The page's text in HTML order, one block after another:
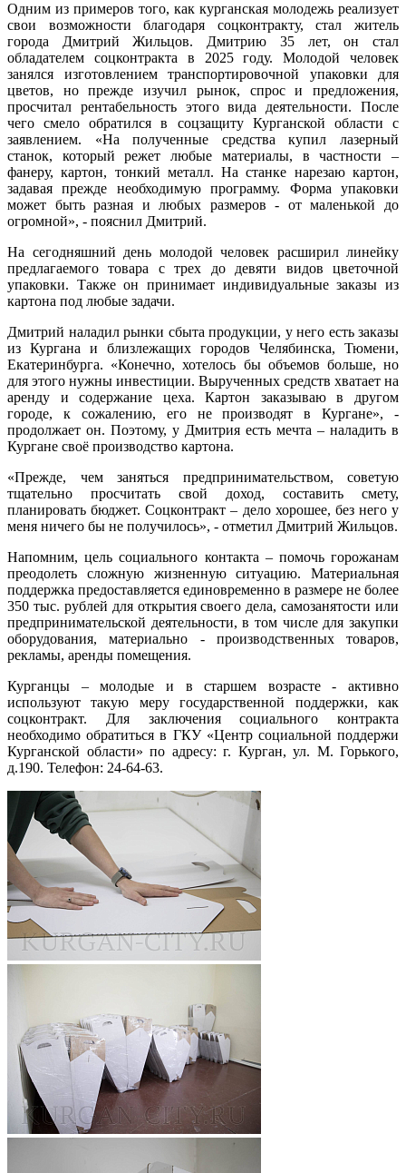
Одним из примеров того, как курганская молодежь реализует
свои возможности благодаря соцконтракту, стал житель
города Дмитрий Жильцов. Дмитрию 35 лет, он стал
обладателем соцконтракта в 2025 году. Молодой человек
занялся изготовлением транспортировочной упаковки для
цветов, но прежде изучил рынок, спрос и предложения,
просчитал рентабельность этого вида деятельности. После
чего смело обратился в соцзащиту Курганской области с
заявлением. «На полученные средства купил лазерный
станок, который режет любые материалы, в частности –
фанеру, картон, тонкий металл. На станке нарезаю картон,
задавая прежде необходимую программу. Форма упаковки
может быть разная и любых размеров - от маленькой до
огромной», - пояснил Дмитрий.
На сегодняшний день молодой человек расширил линейку
предлагаемого товара с трех до девяти видов цветочной
упаковки. Также он принимает индивидуальные заказы из
картона под любые задачи.
Дмитрий наладил рынки сбыта продукции, у него есть заказы
из Кургана и близлежащих городов Челябинска, Тюмени,
Екатеринбурга. «Конечно, хотелось бы объемов больше, но
для этого нужны инвестиции. Вырученных средств хватает на
аренду и содержание цеха. Картон заказываю в другом
городе, к сожалению, его не производят в Кургане», -
продолжает он. Поэтому, у Дмитрия есть мечта – наладить в
Кургане своё производство картона.
«Прежде, чем заняться предпринимательством, советую
тщательно просчитать свой доход, составить смету,
планировать бюджет. Соцконтракт – дело хорошее, без него у
меня ничего бы не получилось», - отметил Дмитрий Жильцов.
Напомним, цель социального контакта – помочь горожанам
преодолеть сложную жизненную ситуацию. Материальная
поддержка предоставляется единовременно в размере не более
350 тыс. рублей для открытия своего дела, самозанятости или
предпринимательской деятельности, в том числе для закупки
оборудования, материально - производственных товаров,
рекламы, аренды помещения.
Курганцы – молодые и в старшем возрасте - активно
используют такую меру государственной поддержки, как
соцконтракт. Для заключения социального контракта
необходимо обратиться в ГКУ «Центр социальной поддержи
Курганской области» по адресу: г. Курган, ул. М. Горького,
д.190. Телефон: 24-64-63.